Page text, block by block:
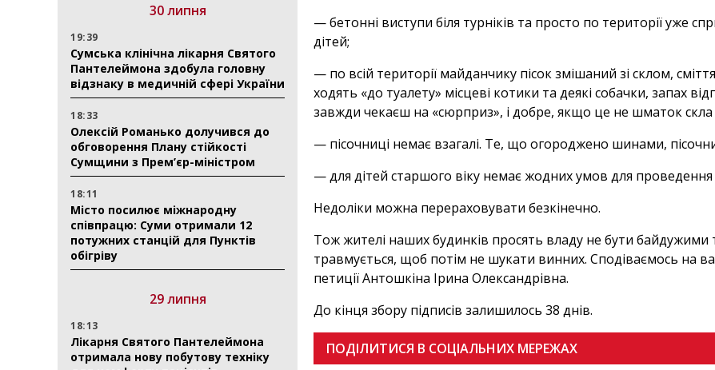
30 липня
19:39
Сумська клінічна лікарня Святого
Пантелеймона здобула головну
відзнаку в медичній сфері України
18:33
Олексій Романько долучився до
обговорення Плану стійкості
Сумщини з Прем’єр-міністром
18:11
Місто посилює міжнародну
співпрацю: Суми отримали 12
потужних станцій для Пунктів
обігріву
29 липня
18:13
Лікарня Святого Пантелеймона
отримала нову побутову техніку
— бетонні виступи біля турніків та просто по території уже
дітей;
— по всій території майданчику пісок змішаний зі склом,
ходять «до туалету» місцеві котики та деякі собачки, запах
завжди чекаєш на «сюрприз», і добре, якщо це не шматок скла
— пісочниці немає взагалі. Те, що огороджено шинами,
— для дітей старшого віку немає жодних умов для проведення
Недоліки можна перераховувати безкінечно.
Тож жителі наших будинків просять владу не бути
травмується, щоб потім не шукати винних. Сподіваємось на
петиції Антошкіна Ірина Олександрівна.
До кінця збору підписів залишилось 38 днів.
ПОДІЛИТИСЯ В СОЦІАЛЬНИХ МЕРЕЖАХ